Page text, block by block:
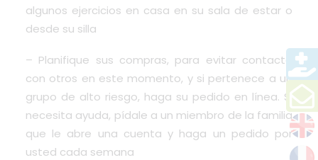
algunos ejercicios en casa en su sala de estar o
desde su silla
– Planifique sus compras, para evitar contacto
con otros en este momento, y si pertenece a un
grupo de alto riesgo, haga su pedido en línea. Si
necesita ayuda, pídale a un miembro de la familia
que le abre una cuenta y haga un pedido por
usted cada semana